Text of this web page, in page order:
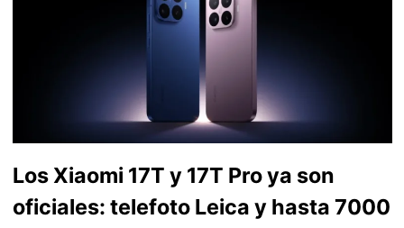
Los Xiaomi 17T y 17T Pro ya son
oficiales: telefoto Leica y hasta 7000